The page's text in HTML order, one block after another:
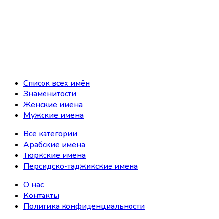
Список всех имён
Знаменитости
Женские имена
Мужские имена
Все категории
Арабские имена
Тюркские имена
Персидско-таджикские имена
О нас
Контакты
Политика конфиденциальности